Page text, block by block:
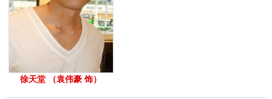
徐天堂 （袁伟豪 饰）